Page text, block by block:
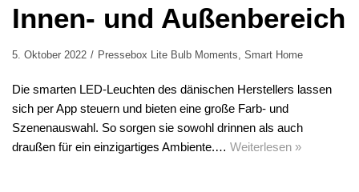
Innen- und Außenbereich
5. Oktober 2022 Pressebox Lite Bulb Moments Smart Home
Die smarten LED-Leuchten des dänischen Herstellers lassen
sich per App steuern und bieten eine große Farb- und
Szenenauswahl. So sorgen sie sowohl drinnen als auch
draußen für ein einzigartiges Ambiente.… Weiterlesen »